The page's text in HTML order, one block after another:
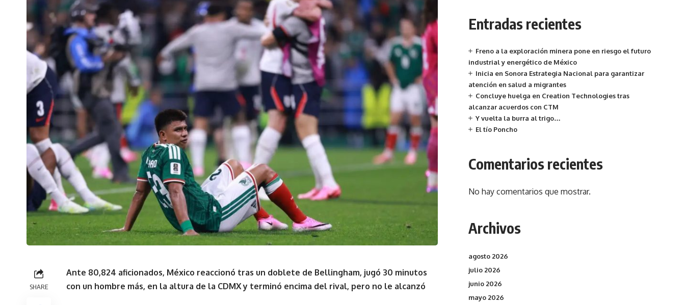
SHARE
Ante 80,824 aficionados, México reaccionó tras un doblete de Bellingham, jugó 30 minutos
con un hombre más, en la altura de la CDMX y terminó encima del rival, pero no le alcanzó
Entradas recientes
Freno a la exploración minera pone en riesgo el futuro
industrial y energético de México
Inicia en Sonora Estrategia Nacional para garantizar
atención en salud a migrantes
Concluye huelga en Creation Technologies tras
alcanzar acuerdos con CTM
Y vuelta la burra al trigo…
El tío Poncho
Comentarios recientes
No hay comentarios que mostrar.
Archivos
agosto 2026
julio 2026
junio 2026
mayo 2026